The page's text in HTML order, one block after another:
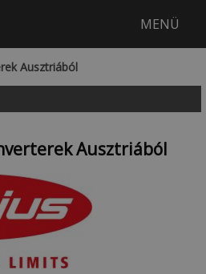
MENÜ
Ausztriából
Ausztriából